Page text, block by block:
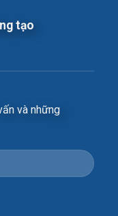
tạo
và những